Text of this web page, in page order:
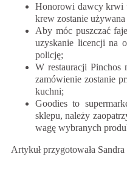
Honorowi dawcy krwi
krew zostanie
Aby móc puszczać
uzyskanie licencji na
policję;
W restauracji Pinchos
zamówienie zostanie
kuchni;
Goodies to
sklepu, należy
wagę wybranych
Artykuł przygotowała